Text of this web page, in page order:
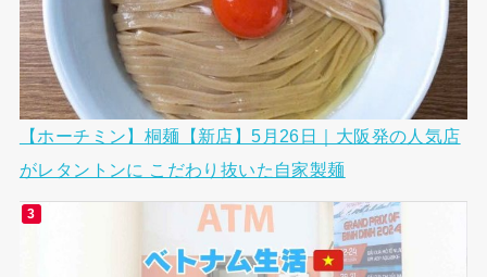
【ホーチミン】桐麺【新店】5月26日｜大阪発の人気店
がレタントンに こだわり抜いた自家製麺